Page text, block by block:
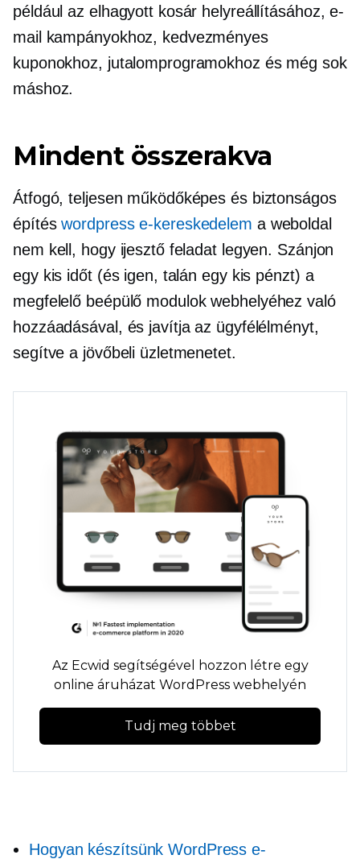
például az elhagyott kosár helyreállításához, e-
mail kampányokhoz, kedvezményes
kuponokhoz, jutalomprogramokhoz és még sok
máshoz.
Mindent összerakva
Átfogó, teljesen működőképes és biztonságos
építéswordpress e-kereskedelem a weboldal
nem kell, hogy ijesztő feladat legyen. Szánjon
egy kis időt (és igen, talán egy kis pénzt) a
megfelelő beépülő modulok webhelyéhez való
hozzáadásával, és javítja az ügyfélélményt,
segítve a jövőbeli üzletmenetet.
Az Ecwid segítségével hozzon létre egy
online áruházat WordPress webhelyén
Tudj meg többet
Hogyan készítsünk WordPress e-